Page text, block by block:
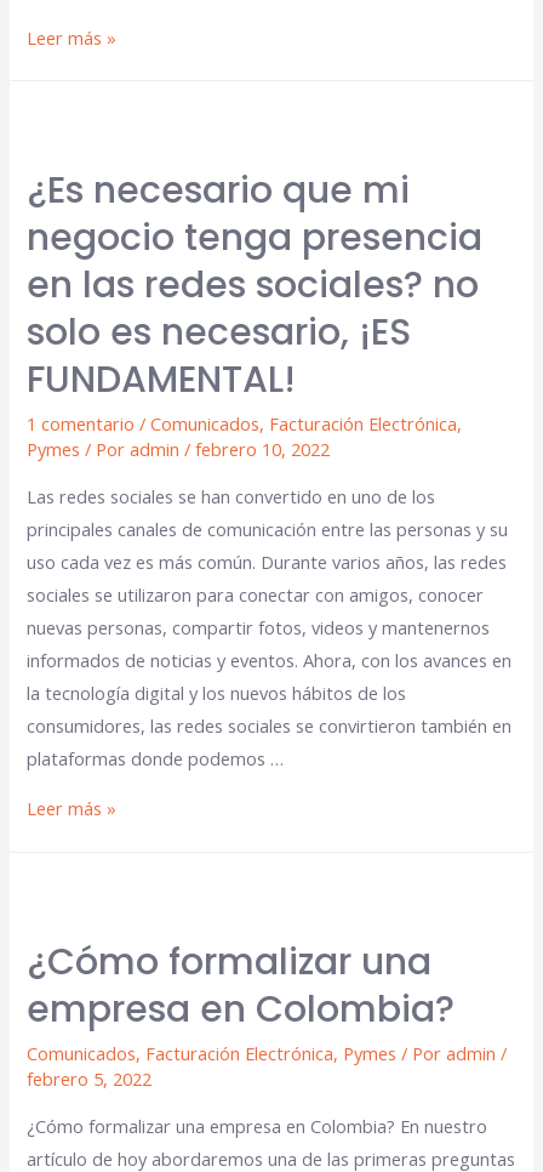
Leer más »
¿Es necesario que mi
negocio tenga presencia
en las redes sociales? no
solo es necesario, ¡ES
FUNDAMENTAL!
1 comentario /Comunicados, Facturación Electrónica,
Pymes / Poradmin /febrero 10, 2022
Las redes sociales se han convertido en uno de los
principales canales de comunicación entre las personas y su
uso cada vez es más común. Durante varios años, las redes
sociales se utilizaron para conectar con amigos, conocer
nuevas personas, compartir fotos, videos y mantenernos
informados de noticias y eventos. Ahora, con los avances en
la tecnología digital y los nuevos hábitos de los
consumidores, las redes sociales se convirtieron también en
plataformas donde podemos …
Leer más »
¿Cómo formalizar una
empresa en Colombia?
Comunicados, Facturación Electrónica, Pymes / Poradmin /
febrero 5, 2022
¿Cómo formalizar una empresa en Colombia? En nuestro
artículo de hoy abordaremos una de las primeras preguntas